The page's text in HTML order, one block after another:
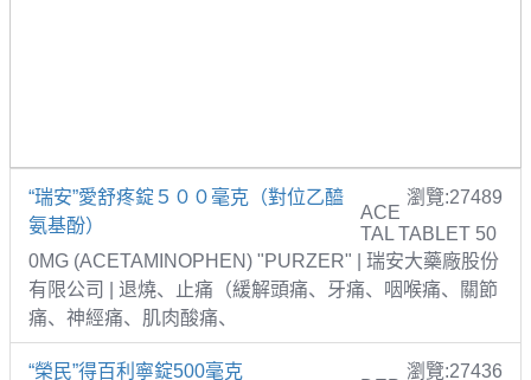
“瑞安”愛舒疼錠５００毫克（對位乙醯
氨基酚）
瀏覽:27489
ACE
TAL TABLET 50
0MG (ACETAMINOPHEN) "PURZER" | 瑞安大藥廠股份
有限公司 | 退燒、止痛（緩解頭痛、牙痛、咽喉痛、關節
痛、神經痛、肌肉酸痛、
“榮民”得百利寧錠500毫克 瀏覽:27436